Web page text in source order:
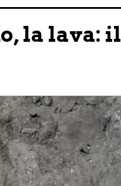
la lava: il